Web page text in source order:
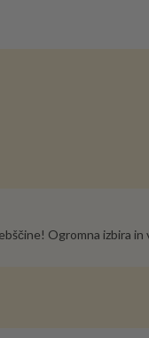
Ogromna izbira